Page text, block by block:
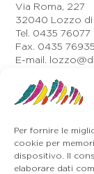
Per fornire le
cookie per
dispositivo. Il
elaborare dati
Via Roma, 227
32040 Lozzo di
Tel. 0435 76077
Fax. 0435
E-mail.
Auronzo di
Via Unione, 21/B
32041 Auronzo
E-mail.
Cortina
32043 Cortina